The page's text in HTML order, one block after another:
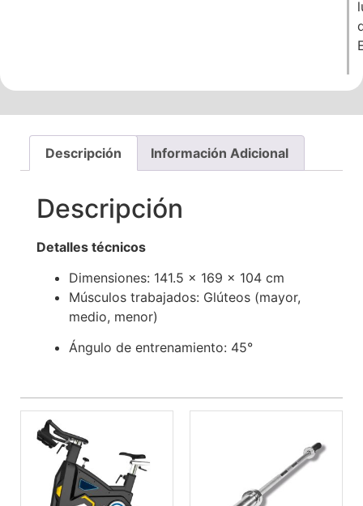
Descripción Información Adicional
Descripción
Detalles técnicos
Dimensiones: 141.5 × 169 × 104 cm
Músculos trabajados: Glúteos (mayor,
medio, menor)
Ángulo de entrenamiento: 45°